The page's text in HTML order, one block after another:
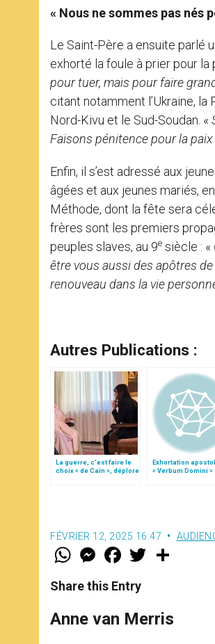
« Nous ne sommes pas nés
Le Saint-Père a ensuite parlé
exhorté la foule à prier pour la
pour tuer, mais pour faire
citant notamment l’Ukraine, la
Nord-Kivu et le Sud-Soudan. «
Faisons pénitence pour la paix
Enfin, il s’est adressé aux
âgées et aux jeunes mariés,
Méthode, dont la fête sera
frères sont les premiers
peuples slaves, au 9e siècle : «
être vous aussi des apôtres
renouveau dans la vie
Autres Publications :
La guerre, c’est faire le
choix « de Caïn », déplore
Exhortation
« Verbum Domini »
FÉVRIER 12, 2025 16:47
W
t
s
p
p
M
e
s
e
g
e
F
a
e
b
o
k
w
r
Share this Entry
Anne van Merris